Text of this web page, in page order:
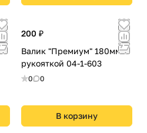
200 ₽
Валик "Премиум" 180мм с
рукояткой 04-1-603
0 0
В корзину